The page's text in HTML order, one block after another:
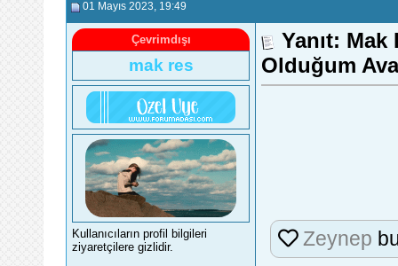
01 Mayıs 2023 , 19:49
Çevrimdışı
mak res
Kullanıcıların profil bilgileri
ziyaretçilere gizlidir.
Yanıt:
Olduğum
Zeynep